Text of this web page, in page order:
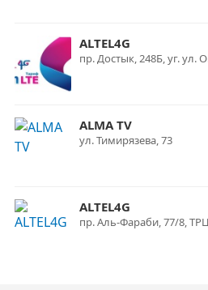
ALTEL4G
пр. Достык, 248Б, уг.
ALMA TV
ул. Тимирязева, 73
ALTEL4G
пр. Аль-Фараби, 77/8,